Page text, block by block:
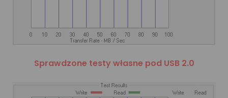
Sprawdzone testy własne pod USB 2.0